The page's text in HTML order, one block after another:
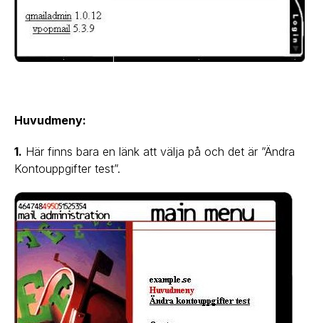
Huvudmeny:
1. Här finns bara en länk att välja på och det är ”Ändra
Kontouppgifter test”.